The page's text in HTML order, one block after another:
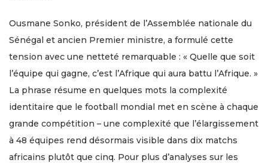
Ousmane Sonko, président de l’Assemblée nationale du
Sénégal et ancien Premier ministre, a formulé cette
tension avec une netteté remarquable : « Quelle que soit
l’équipe qui gagne, c’est l’Afrique qui aura battu l’Afrique. »
La phrase résume en quelques mots la complexité
identitaire que le football mondial met en scène à chaque
grande compétition – une complexité que l’élargissement
à 48 équipes rend désormais visible dans dix matchs
africains plutôt que cinq. Pour plus d’analyses sur les